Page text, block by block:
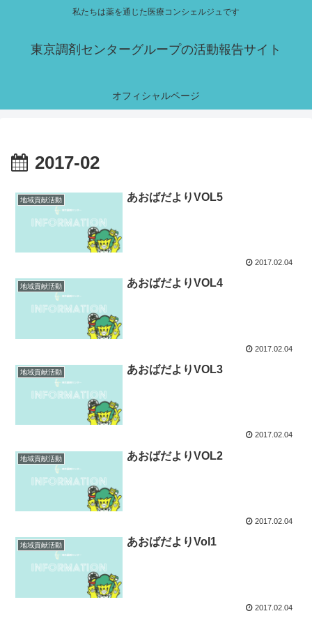
私たちは薬を通じた医療コンシェルジュです
東京調剤センターグループの活動報告サイト
オフィシャルページ
2017-02
地域貢献活動 あおばだよりVOL5
2017.02.04
地域貢献活動 あおばだよりVOL4
2017.02.04
地域貢献活動 あおばだよりVOL3
2017.02.04
地域貢献活動 あおばだよりVOL2
2017.02.04
地域貢献活動 あおばだよりVol1
2017.02.04